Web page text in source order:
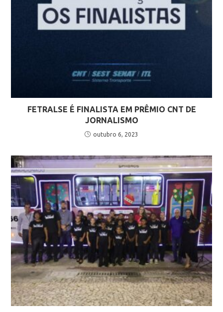
FETRALSE É FINALISTA EM PRÊMIO CNT DE
JORNALISMO
outubro 6, 2023